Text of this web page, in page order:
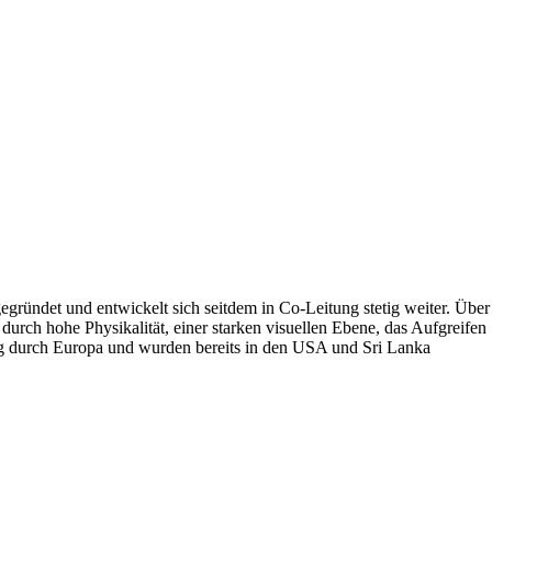
und entwickelt sich seitdem in Co-Leitung stetig weiter. Über
hohe Physikalität, einer starken visuellen Ebene, das Aufgreifen
durch Europa und wurden bereits in den USA und Sri Lanka